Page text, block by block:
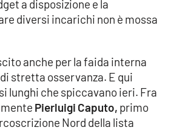
Grippo
a disposizione e la
diversi incarichi non è mossa
anche per la faida interna
stretta osservanza. E qui
lunghi che spiccavano ieri. Fra
Pierluigi Caputo, primo
Nord della lista